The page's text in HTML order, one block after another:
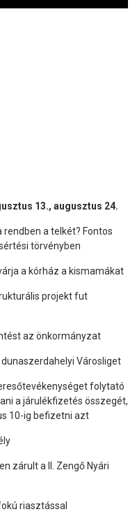
13., augusztus 24.
a telkét? Fontos
törvényben
a kórház a kismamákat
projekt fut
az önkormányzat
Városliget
folytató
a járulékfizetés összegét,
10-ig befizetni azt
zárult a II. Zengő Nyári
riasztással